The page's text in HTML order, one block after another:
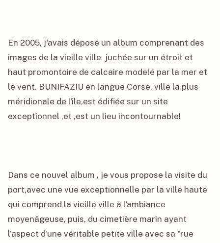
En 2005, j'avais déposé un album comprenant des
images de la vieille ville  juchée sur un étroit et
haut promontoire de calcaire modelé par la mer et
le vent. BUNIFAZIU en langue Corse, ville la plus
méridionale de l'ile,est édifiée sur un site
exceptionnel ,et ,est un lieu incontournable!
Dans ce nouvel album , je vous propose la visite du
port,avec une vue exceptionnelle par la ville haute
qui comprend la vieille ville à l'ambiance
moyenâgeuse, puis, du cimetière marin ayant
l'aspect d'une véritable petite ville avec sa "rue